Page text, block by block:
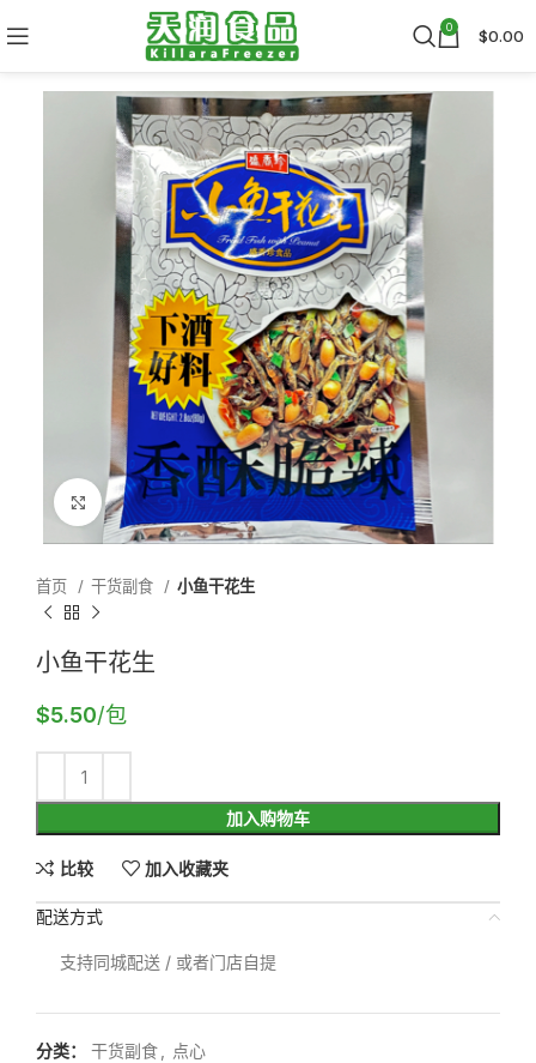
0 $0.00
Click to enlarge
首页 干货副食 小鱼干花生
小鱼干花生
$5.50/包
加入购物车
比较 加入收藏夹
配送方式
支持同城配送 / 或者门店自提
分类： 干货副食
点心